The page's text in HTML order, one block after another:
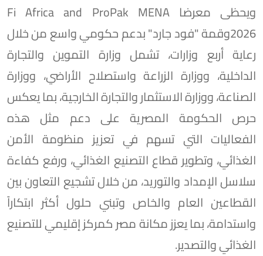
ويحظى معرضا Fi Africa and ProPak MENA
2026وقمة "فود جارد" بدعم حكومي واسع من خلال
رعاية أربع وزارات، تشمل وزارة التموين والتجارة
الداخلية، ووزارة الزراعة واستصلاح الأراضي، ووزارة
الصناعة، ووزارة الاستثمار والتجارة الخارجية، بما يعكس
حرص الحكومة المصرية على دعم مثل هذه
الفعاليات التي تسهم في تعزيز منظومة الأمن
الغذائي، وتطوير قطاع التصنيع الغذائي، ورفع كفاءة
سلاسل الإمداد والتوريد، من خلال تشجيع التعاون بين
القطاعين العام والخاص وتبني حلول أكثر ابتكاراً
واستدامة، بما يعزز مكانة مصر كمركز إقليمي للتصنيع
الغذائي والتصدير.